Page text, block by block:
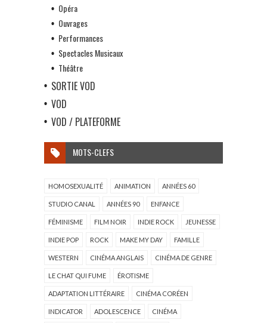
Opéra
Ouvrages
Performances
Spectacles Musicaux
Théâtre
SORTIE VOD
VOD
VOD / PLATEFORME
MOTS-CLEFS
HOMOSEXUALITÉ ANIMATION ANNÉES 60
STUDIO CANAL ANNÉES 90 ENFANCE
FÉMINISME FILM NOIR INDIE ROCK JEUNESSE
INDIE POP ROCK MAKE MY DAY FAMILLE
WESTERN CINÉMA ANGLAIS CINÉMA DE GENRE
LE CHAT QUI FUME ÉROTISME
ADAPTATION LITTÉRAIRE CINÉMA CORÉEN
INDICATOR ADOLESCENCE CINÉMA